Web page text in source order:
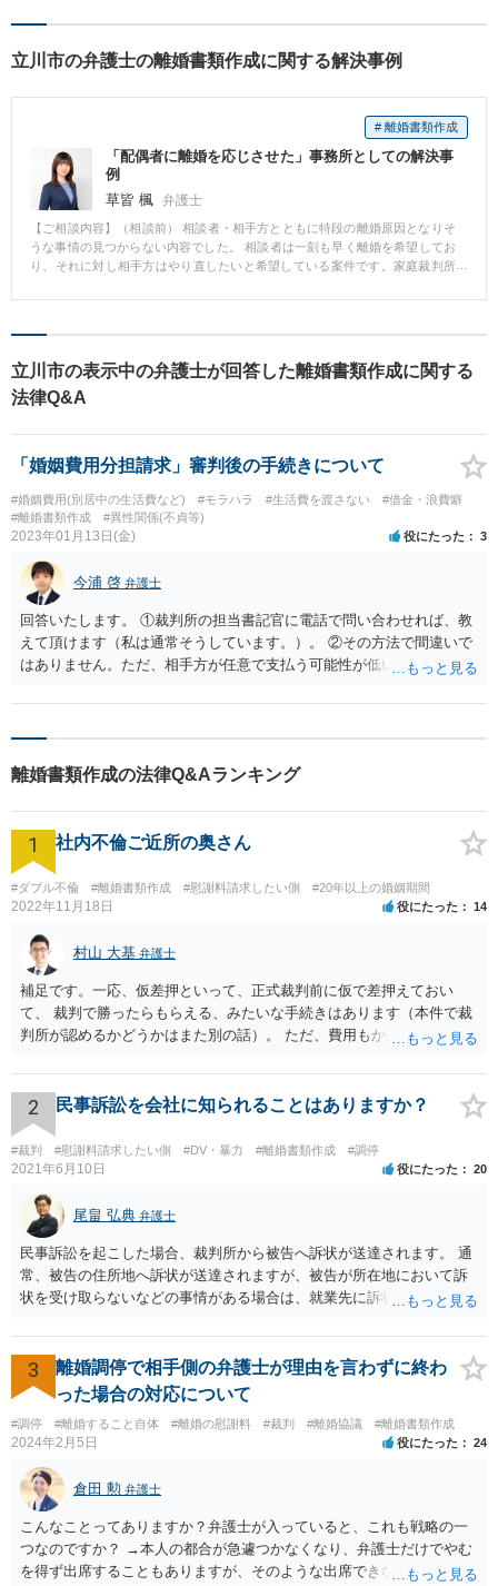
立川市の弁護士の離婚書類作成に関する解決事例
# 離婚書類作成
「配偶者に離婚を応じさせた」事務所としての解決事
例
草皆 楓 弁護士
【ご相談内容】（相談前） 相談者・相手方とともに特段の離婚原因となりそ
うな事情の見つからない内容でした。 相談者は一刻も早く離婚を希望してお
り、それに対し相手方はやり直したいと希望している案件です。家庭裁判所
相手方に通知を出し、面会をしました。 相手方は離婚を希望していなかった
することができました。
立川市の表示中の弁護士が回答した離婚書類作成に関する
法律Q&A
「婚姻費用分担請求」審判後の手続きについて
#婚姻費用(別居中の生活費など) #モラハラ #生活費を渡さない
#借金・浪費癖
#離婚書類作成
#異性関係(不貞等)
2023年01月13日(金) 役にたった 3
今浦 啓 弁護士
回答いたします。 ①裁判所の担当書記官に電話で問い合わせれば、教
えて頂けます（私は通常そうしています。）。 ②その方法で間違いで
はありません。ただ、相手方が任意で支払う可能性が低い場合、相手
の場合、裁判所に債権差押えの申立てを行います。）。
離婚書類作成の法律Q&Aランキング
1 社内不倫ご近所の奥さん
#ダブル不倫 #離婚書類作成 #慰謝料請求したい側 #20年以上の婚姻期間
2022年11月18日 役にたった 14
村山 大基 弁護士
補足です。一応、仮差押といって、正式裁判前に仮で差押えておい
て、 裁判で勝ったらもらえる、みたいな手続きはあります（本件で裁
判所が認めるかどうかはまた別の話）。 ただ、費用もかかりますし、
のであれば、 面談相談に行って詳しく話を聞いてみましょう。
2 民事訴訟を会社に知られることはありますか？
#裁判 #慰謝料請求したい側 #DV・暴力 #離婚書類作成 #調停
2021年6月10日 役にたった 20
尾畠 弘典 弁護士
民事訴訟を起こした場合、裁判所から被告へ訴状が送達されます。 通
常、被告の住所地へ訴状が送達されますが、被告が所在地において訴
状を受け取らないなどの事情がある場合は、就業先に訴状が送達され
題となっているケースや、目撃者として就業先の従業員がおり、目撃
者に証言してもらうことが必要になるケースなどでは、裁判の追行
上、就業先に協力を仰がなければならない場合や、就業先の従業員に
協力を仰がなければならない場合があります。 また、仮に訴訟におい
ていくらかの賠償が認められたとして、被告がこれを任意に支払わな
い場合は、強制執行を申し立てることで債権の回収を図ることができ
ます。 例えば、被告の給料を差し押さえる場合には、裁判所から被告
の就業先に文書が送付されますので、訴訟が起こったことを事後的に
就業先が覚知することになります。 警察への被害届の提出というの
は、必須ではありません。 ただ、当然ながら強制わいせつを行ったこ
との証拠がなければ、民事訴訟で勝訴することはできません。
3
離婚調停で相手側の弁護士が理由を言わずに終わ
った場合の対応について
#調停 #離婚すること自体 #離婚の慰謝料 #裁判 #離婚協議 #離婚書類作成
2024年2月5日 役にたった 24
倉田 勲 弁護士
こんなことってありますか？弁護士が入っていると、これも戦略の一
つなのですか？ →本人の都合が急遽つかなくなり、弁護士だけでやむ
を得ず出席することもありますが、そのような出席できない理由がな